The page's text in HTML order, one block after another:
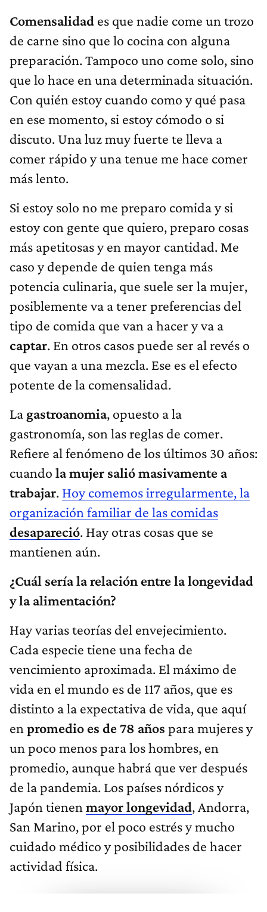
Comensalidad es que nadie come un trozo
de carne sino que lo cocina con alguna
preparación. Tampoco uno come solo, sino
que lo hace en una determinada situación.
Con quién estoy cuando como y qué pasa
en ese momento, si estoy cómodo o si
discuto. Una luz muy fuerte te lleva a
comer rápido y una tenue me hace comer
más lento.
Si estoy solo no me preparo comida y si
estoy con gente que quiero, preparo cosas
más apetitosas y en mayor cantidad. Me
caso y depende de quien tenga más
potencia culinaria, que suele ser la mujer,
posiblemente va a tener preferencias del
tipo de comida que van a hacer y va a
captar. En otros casos puede ser al revés o
que vayan a una mezcla. Ese es el efecto
potente de la comensalidad.
La gastroanomia, opuesto a la
gastronomía, son las reglas de comer.
Refiere al fenómeno de los últimos 30 años:
cuando la mujer salió masivamente a
trabajar. Hoy comemos irregularmente, la
organización familiar de las comidas
desapareció. Hay otras cosas que se
mantienen aún.
¿Cuál sería la relación entre la longevidad
y la alimentación?
Hay varias teorías del envejecimiento.
Cada especie tiene una fecha de
vencimiento aproximada. El máximo de
vida en el mundo es de 117 años, que es
distinto a la expectativa de vida, que aquí
en promedio es de 78 años para mujeres y
un poco menos para los hombres, en
promedio, aunque habrá que ver después
de la pandemia. Los países nórdicos y
Japón tienen mayor longevidad, Andorra,
San Marino, por el poco estrés y mucho
cuidado médico y posibilidades de hacer
actividad física.